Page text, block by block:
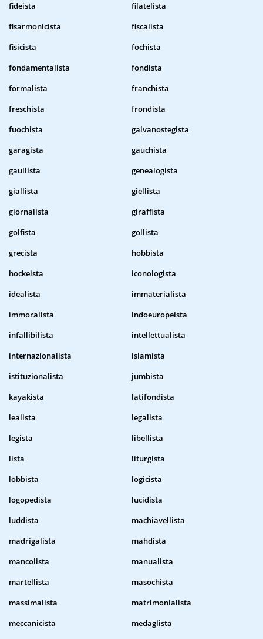
fideista
filatelista
fisarmonicista
fiscalista
fisicista
fochista
fondamentalista
fondista
formalista
franchista
freschista
frondista
fuochista
galvanostegista
garagista
gauchista
gaullista
genealogista
giallista
giellista
giornalista
giraffista
golfista
gollista
grecista
hobbista
hockeista
iconologista
idealista
immaterialista
immoralista
indoeuropeista
infallibilista
intellettualista
internazionalista
islamista
istituzionalista
jumbista
kayakista
latifondista
lealista
legalista
legista
libellista
lista
liturgista
lobbista
logicista
logopedista
lucidista
luddista
machiavellista
madrigalista
mahdista
mancolista
manualista
martellista
masochista
massimalista
matrimonialista
meccanicista
medaglista